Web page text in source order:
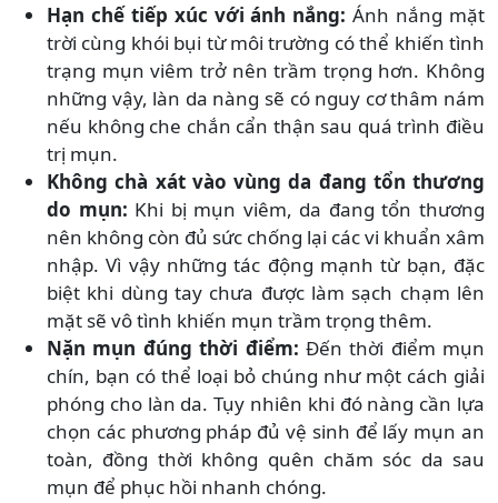
Hạn chế tiếp xúc với ánh nắng: Ánh nắng mặt
trời cùng khói bụi từ môi trường có thể khiến tình
trạng mụn viêm trở nên trầm trọng hơn. Không
những vậy, làn da nàng sẽ có nguy cơ thâm nám
nếu không che chắn cẩn thận sau quá trình điều
trị mụn.
Không chà xát vào vùng da đang tổn thương
do mụn: Khi bị mụn viêm, da đang tổn thương
nên không còn đủ sức chống lại các vi khuẩn xâm
nhập. Vì vậy những tác động mạnh từ bạn, đặc
biệt khi dùng tay chưa được làm sạch chạm lên
mặt sẽ vô tình khiến mụn trầm trọng thêm.
Nặn mụn đúng thời điểm: Đến thời điểm mụn
chín, bạn có thể loại bỏ chúng như một cách giải
phóng cho làn da. Tụy nhiên khi đó nàng cần lựa
chọn các phương pháp đủ vệ sinh để lấy mụn an
toàn, đồng thời không quên chăm sóc da sau
mụn để phục hồi nhanh chóng.